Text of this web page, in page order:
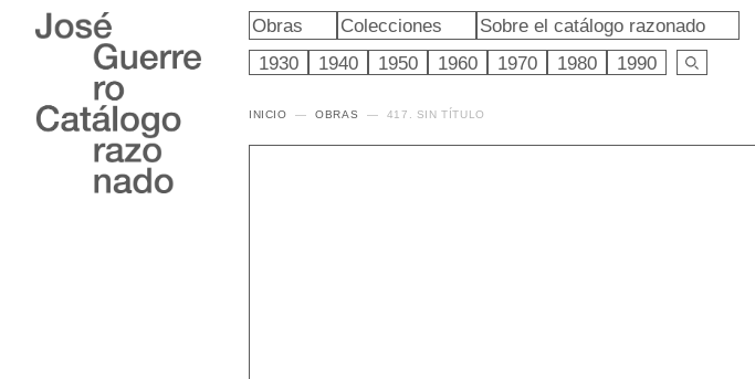
Obras Colecciones
Sobre el catálogo razonado
1930
1940 1950 1960 1970 1980 1990
INICIO OBRAS 417. SIN TÍTULO